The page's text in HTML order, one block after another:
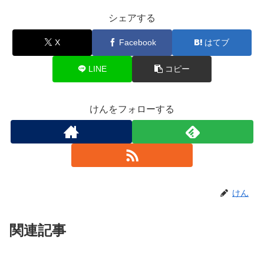
シェアする
X Facebook はてブ
LINE コピー
けんをフォローする
けん
関連記事